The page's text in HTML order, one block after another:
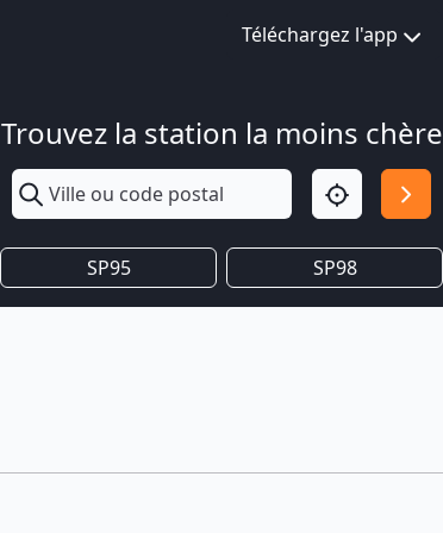
Téléchargez l'app
Trouvez la station la moins chère
SP95 SP98